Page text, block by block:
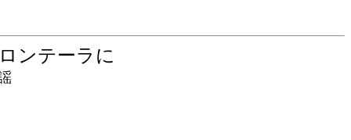
ロンテーラに